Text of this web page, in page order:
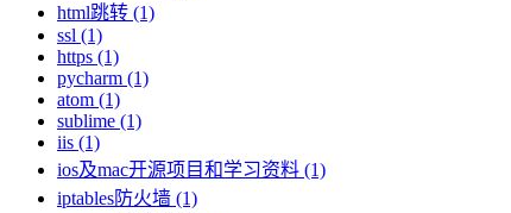
html跳转 (1)
ssl (1)
https (1)
pycharm (1)
atom (1)
sublime (1)
iis (1)
ios及mac开源项目和学习资料 (1)
iptables防火墙 (1)